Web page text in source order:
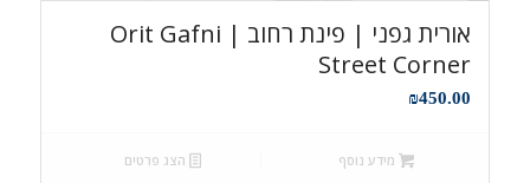
אורית גפני | פינת רחוב Orit Gafni |
Street Corner
₪450.00
מידע נוסף הצג פרטים